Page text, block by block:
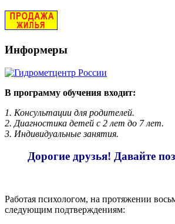
Информеры
В программу обучения входит:
1. Консультации для родителей.
2. Диагностика детей с 2 лет до 7 лет.
3. Индивидуальные занятия.
Дорогие друзья! Давайте
Работая психологом, на протяжении
следующим подтверждениям: